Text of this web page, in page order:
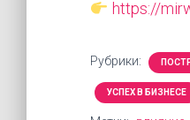
https://
Рубрики:
УСПЕХ В БИЗНЕСЕ